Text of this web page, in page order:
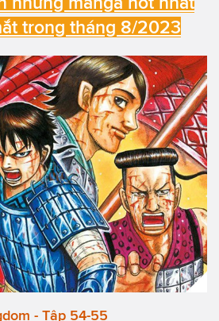
trong tháng 8/2023
- Tập 54-55